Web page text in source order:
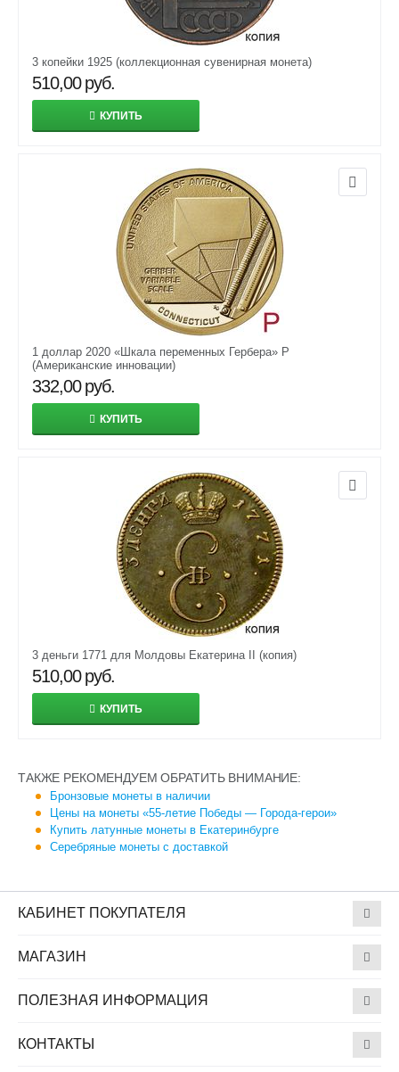
3 копейки 1925 (коллекционная сувенирная монета)
510,00 руб.
КУПИТЬ
1 доллар 2020 «Шкала переменных Гербера» P
(Американские инновации)
332,00 руб.
КУПИТЬ
3 деньги 1771 для Молдовы Екатерина II (копия)
510,00 руб.
КУПИТЬ
ТАКЖЕ РЕКОМЕНДУЕМ ОБРАТИТЬ ВНИМАНИЕ:
Бронзовые монеты в наличии
Цены на монеты «55-летие Победы — Города-герои»
Купить латунные монеты в Екатеринбурге
Серебряные монеты с доставкой
КАБИНЕТ ПОКУПАТЕЛЯ
МАГАЗИН
ПОЛЕЗНАЯ ИНФОРМАЦИЯ
КОНТАКТЫ